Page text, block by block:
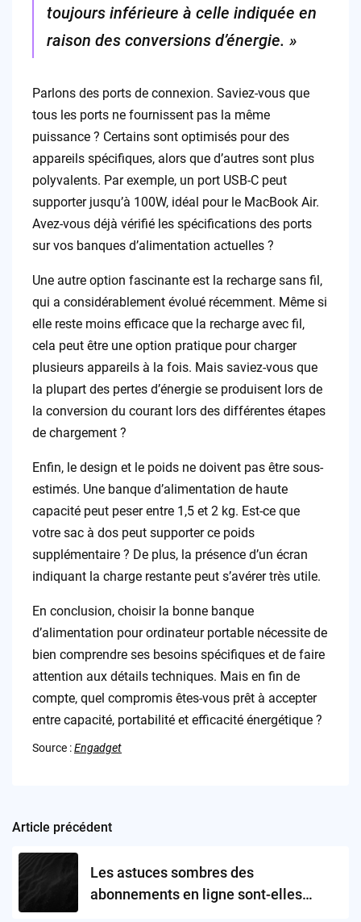
toujours inférieure à celle indiquée en
raison des conversions d’énergie. »
Parlons des ports de connexion. Saviez-vous que
tous les ports ne fournissent pas la même
puissance ? Certains sont optimisés pour des
appareils spécifiques, alors que d’autres sont plus
polyvalents. Par exemple, un port USB-C peut
supporter jusqu’à 100W, idéal pour le MacBook Air.
Avez-vous déjà vérifié les spécifications des ports
sur vos banques d’alimentation actuelles ?
Une autre option fascinante est la recharge sans fil,
qui a considérablement évolué récemment. Même si
elle reste moins efficace que la recharge avec fil,
cela peut être une option pratique pour charger
plusieurs appareils à la fois. Mais saviez-vous que
la plupart des pertes d’énergie se produisent lors de
la conversion du courant lors des différentes étapes
de chargement ?
Enfin, le design et le poids ne doivent pas être sous-
estimés. Une banque d’alimentation de haute
capacité peut peser entre 1,5 et 2 kg. Est-ce que
votre sac à dos peut supporter ce poids
supplémentaire ? De plus, la présence d’un écran
indiquant la charge restante peut s’avérer très utile.
En conclusion, choisir la bonne banque
d’alimentation pour ordinateur portable nécessite de
bien comprendre ses besoins spécifiques et de faire
attention aux détails techniques. Mais en fin de
compte, quel compromis êtes-vous prêt à accepter
entre capacité, portabilité et efficacité énergétique ?
Source :Engadget
Post
navigation
Article précédent
Les astuces sombres des
abonnements en ligne sont-elles